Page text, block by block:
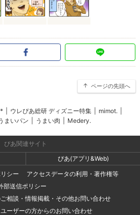
ページの先頭へ
ウレぴあ総研 ディズニー特集 mimot.
まいパン うまい肉 Medery.
ぴあ関連サイト
ぴあ(アプリ&Web)
シー
アクセスデータの利用・著作権等
部送信ポリシー
相談・情報掲載・その他お問い合わせ
ーザーの方からのお問い合わせ